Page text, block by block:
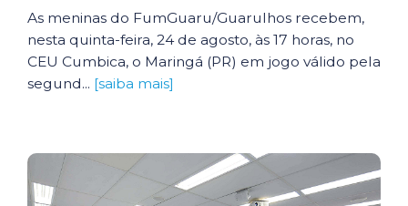
As meninas do FumGuaru/Guarulhos recebem,
nesta quinta-feira, 24 de agosto, às 17 horas, no
CEU Cumbica, o Maringá (PR) em jogo válido pela
segund... [saiba mais]